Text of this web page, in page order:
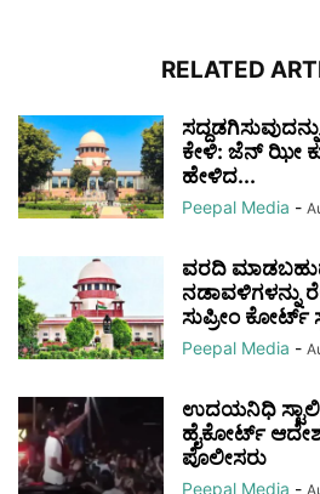
RELATED
ಕೇಳಿ: ಜೆನ್‌ ಝೀ
ಹೇಳಿದ...
Peepal Media -
ವರದಿ
ನಡಾವಳಿಗಳನ್ನು
ಸುಪ್ರೀಂ ಕೋರ್ಟ್
Peepal Media -
ಉದಯನಿಧಿ
ಹೈಕೋರ್ಟ್
ಪೊಲೀಸರು
Peepal Media -